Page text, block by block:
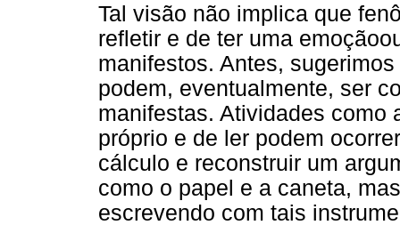
Tal visão não implica que
refletir e de ter uma
manifestos. Antes,
podem, eventualmente, ser
manifestas. Atividades como
próprio e de ler podem
cálculo e reconstruir um
como o papel e a caneta,
escrevendo com tais